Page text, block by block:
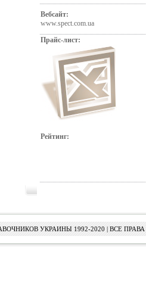
Вебсайт:
www.spect.com.ua
Прайс-лист:
Рейтинг:
УКРАИНЫ 1992-2020 | ВСЕ